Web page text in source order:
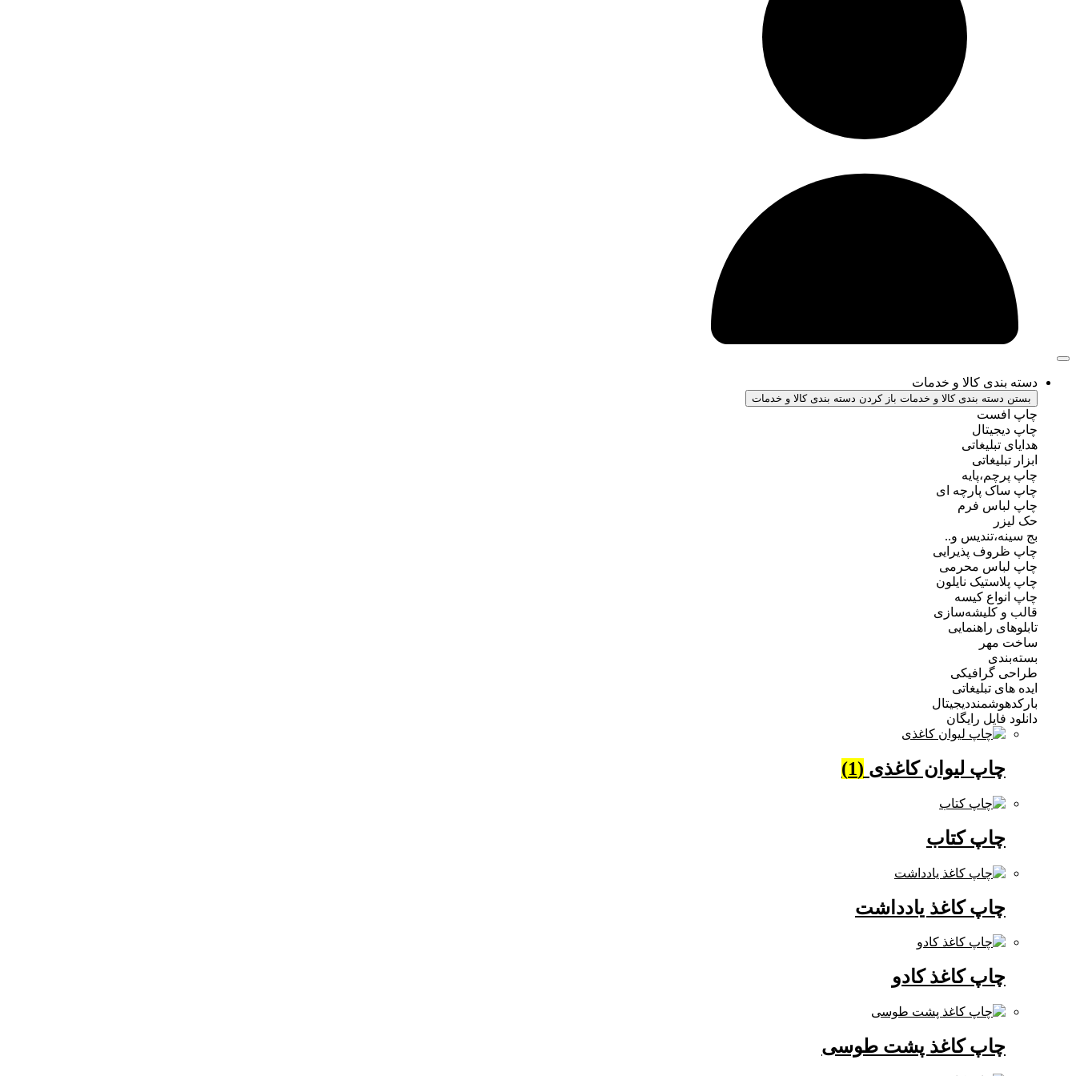
دسته بندی کالا و خدمات
بستن دسته بندی کالا و خدمات باز کردن دسته بندی کالا و خدمات
چاپ افست
چاپ دیجیتال
هدایای تبلیغاتی
ابزار تبلیغاتی
چاپ پرچم،پایه
چاپ ساک پارچه ای
چاپ لباس فرم
حک لیزر
بج سینه،تندیس و..
چاپ ظروف پذیرایی
چاپ لباس محرمی
چاپ پلاستیک نایلون
چاپ انواع کیسه
قالب و کلیشه‌سازی
تابلوهای راهنمایی
ساخت مهر
بسته‌بندی
طراحی گرافیکی
ایده های تبلیغاتی
بارکدهوشمنددیجیتال
دانلود فایل رایگان
چاپ لیوان کاغذی (1)
چاپ کتاب
چاپ کاغذ یادداشت
چاپ کاغذ کادو
چاپ کاغذ پشت طوسی